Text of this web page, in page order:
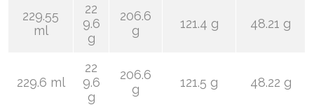
229.55
ml
22
9.6
g
206.6
g
121.4 g 48.21 g
229.6 ml
22
9.6
g
206.6
g
121.5 g 48.22 g